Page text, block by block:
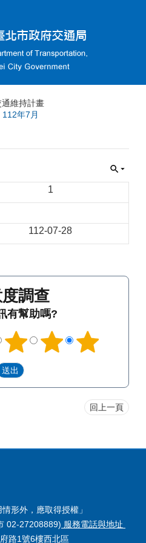
通維持計畫
112年7月
1
112-07-28
調查
有幫助嗎?
回上一頁
形外，應取得授權」
02-27208889) 服務電話與地址
路1號6樓西北區